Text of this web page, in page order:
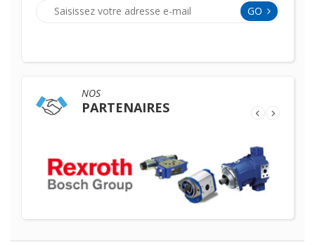
GO
NOS
PARTENAIRES